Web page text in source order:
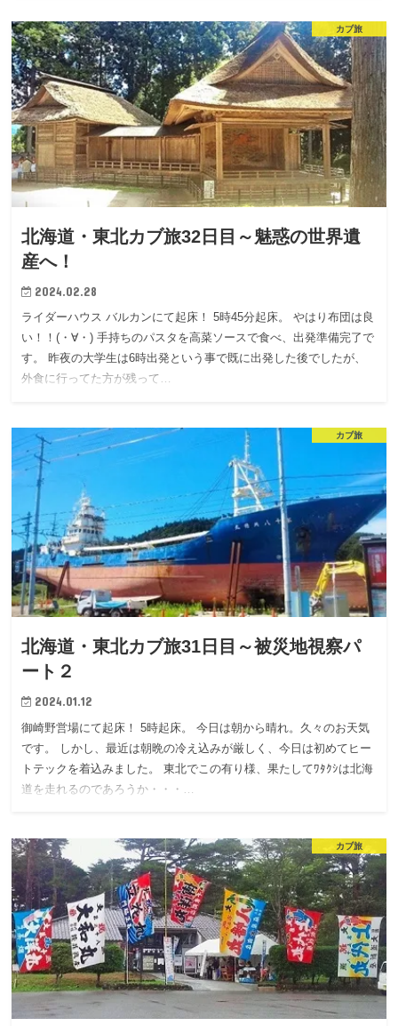
カブ旅
北海道・東北カブ旅32日目～魅惑の世界遺
産へ！
2024.02.28
ライダーハウス バルカンにて起床！ 5時45分起床。 やはり布団は良
い！！(・∀・) 手持ちのパスタを高菜ソースで食べ、出発準備完了で
す。 昨夜の大学生は6時出発という事で既に出発した後でしたが、
外食に行ってた方が残って…
カブ旅
北海道・東北カブ旅31日目～被災地視察パ
ート２
2024.01.12
御崎野営場にて起床！ 5時起床。 今日は朝から晴れ。久々のお天気
です。 しかし、最近は朝晩の冷え込みが厳しく、今日は初めてヒー
トテックを着込みました。 東北でこの有り様、果たしてﾜﾀｸｼは北海
道を走れるのであろうか・・・…
カブ旅